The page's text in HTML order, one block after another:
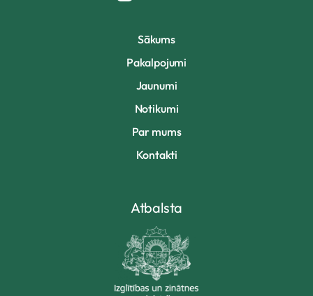
Sākums
Pakalpojumi
Jaunumi
Notikumi
Par mums
Kontakti
Atbalsta